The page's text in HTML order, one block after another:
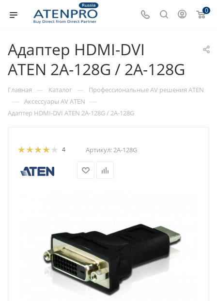
0
Адаптер HDMI-DVI
ATEN 2A-128G / 2A-128G
Главная — Каталог — Профессиональные AV решения ATEN
— Аксессуары AV ATEN —
Адаптер HDMI-DVI ATEN 2A-128G / 2A-128G
4 Артикул:2A-128G